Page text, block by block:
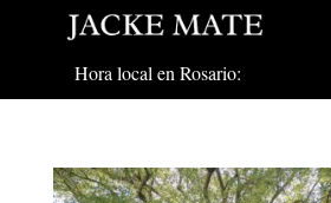
Hora local en Rosario: